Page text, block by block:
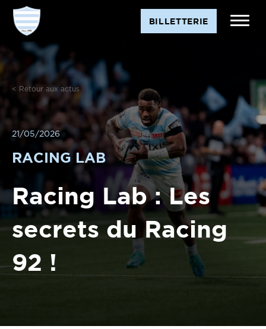
BILLETTERIE
< Retour aux actus
21/05/2026
RACING LAB
Racing Lab : Les
secrets du Racing
92 !